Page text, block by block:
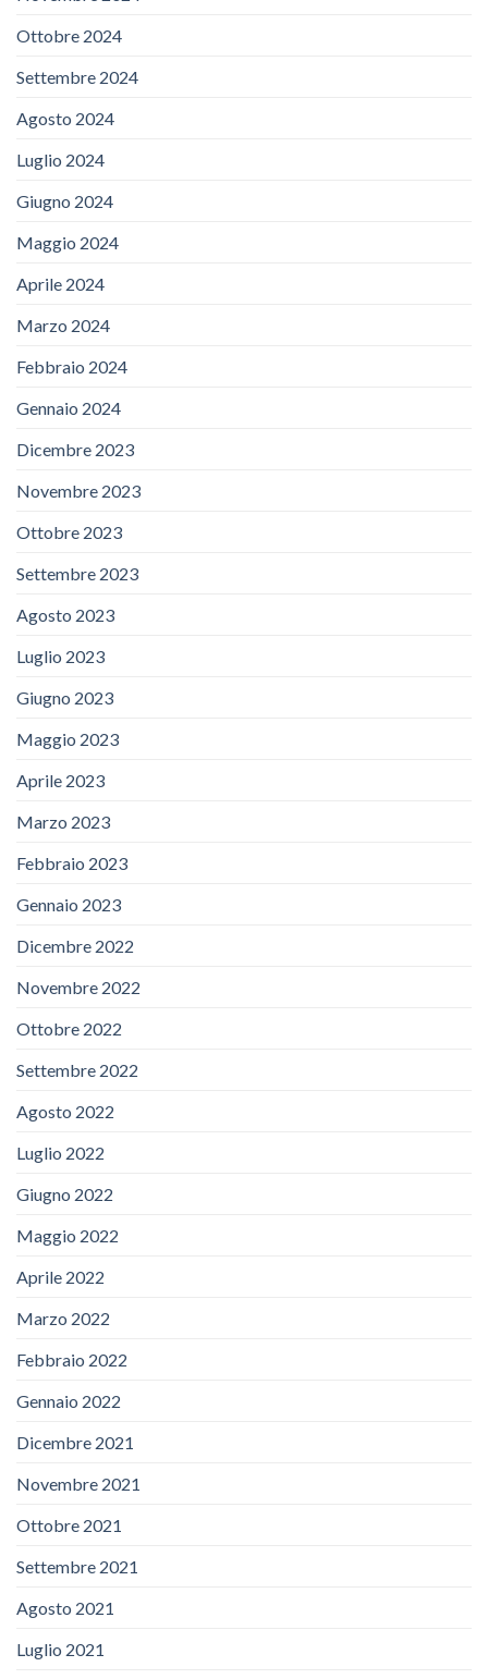
Ottobre 2024
Settembre 2024
Agosto 2024
Luglio 2024
Giugno 2024
Maggio 2024
Aprile 2024
Marzo 2024
Febbraio 2024
Gennaio 2024
Dicembre 2023
Novembre 2023
Ottobre 2023
Settembre 2023
Agosto 2023
Luglio 2023
Giugno 2023
Maggio 2023
Aprile 2023
Marzo 2023
Febbraio 2023
Gennaio 2023
Dicembre 2022
Novembre 2022
Ottobre 2022
Settembre 2022
Agosto 2022
Luglio 2022
Giugno 2022
Maggio 2022
Aprile 2022
Marzo 2022
Febbraio 2022
Gennaio 2022
Dicembre 2021
Novembre 2021
Ottobre 2021
Settembre 2021
Agosto 2021
Luglio 2021